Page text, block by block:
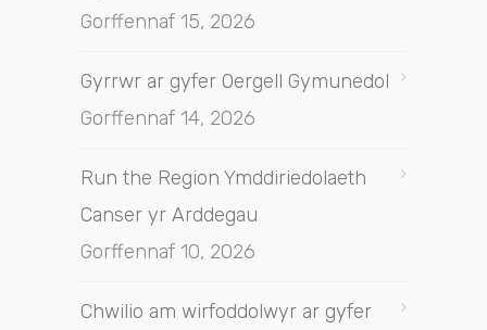
Gorffennaf 15, 2026
Gyrrwr ar gyfer Oergell Gymunedol
Gorffennaf 14, 2026
Run the Region Ymddiriedolaeth
Canser yr Arddegau
Gorffennaf 10, 2026
Chwilio am wirfoddolwyr ar gyfer